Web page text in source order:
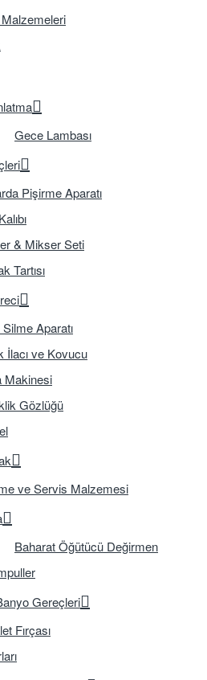
Gece Lambası
Pişirme Aparatı
& Mikser Seti
Tartısı
Aparatı
İlacı ve Kovucu
Makinesi
Gözlüğü
ve Servis Malzemesi
Baharat Öğütücü Değirmen
Gereçleri
Fırçası